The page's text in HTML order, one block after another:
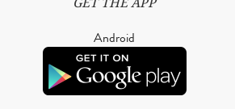
Android